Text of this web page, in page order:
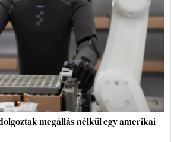
megállás nélkül egy amerikai